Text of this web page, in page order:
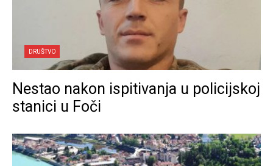
DRUŠTVO
Nestao nakon ispitivanja u policijskoj
stanici u Foči